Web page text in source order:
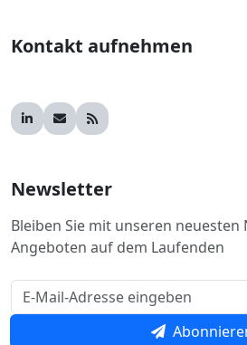
Kontakt aufnehmen
Newsletter
Bleiben Sie mit unseren
Angeboten auf dem Laufenden